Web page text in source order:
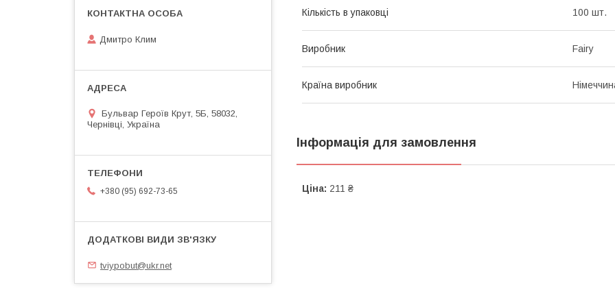
Кількість в упаковці 100 шт.
Виробник Fairy
Країна виробник
Інформація для замовлення
Ціна: 211 ₴
Дмитро Клим
Бульвар Героїв Крут, 5Б, 58032,
Чернівці, Україна
+380 (95) 692-73-65
tviypobut@ukr.net